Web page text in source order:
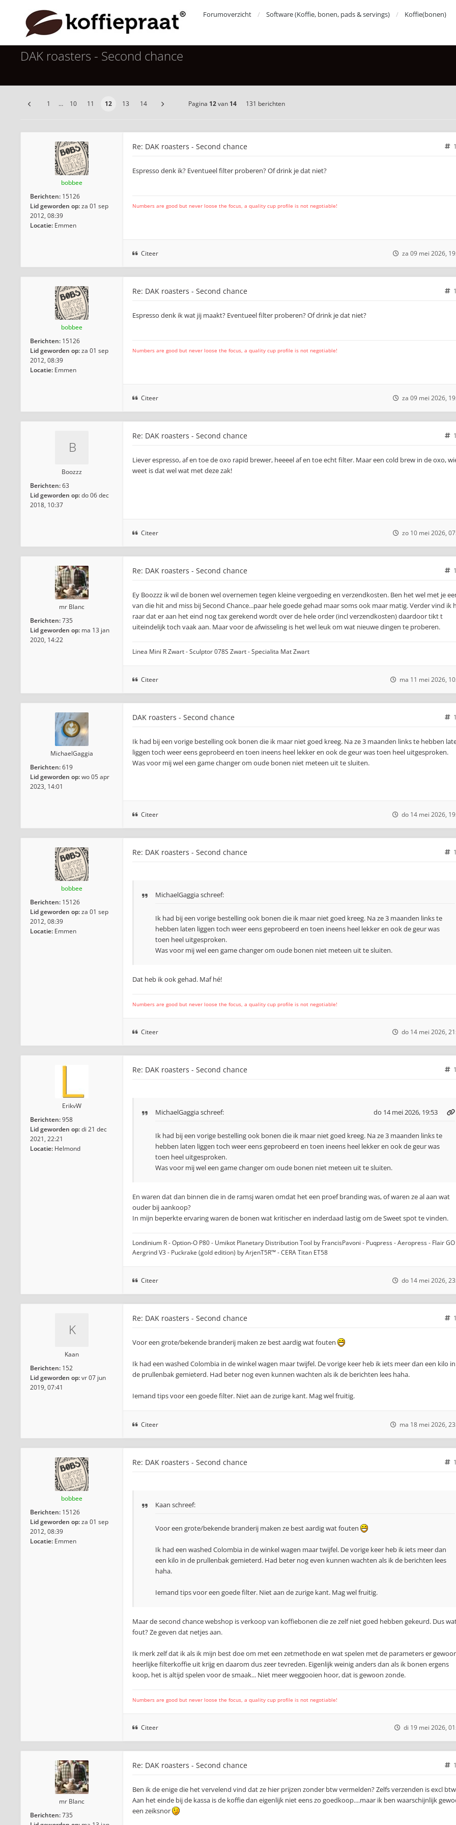
Forumoverzicht Software (Koffie, bonen, pads & servings) Koffie(bonen)
DAK roasters - Second chance
1 … 10 11 12 13 14 Pagina 12van 14 131 berichten
bobbee
Berichten: 15126
Lid geworden op:za 01 sep
2012, 08:39
Locatie: Emmen
Re: DAK roasters - Second chance
Espresso denk ik? Eventueel filter proberen? Of drink je dat niet?
Numbers are good but never loose the focus, a quality cup profile is not negotiable!
Citeer za 09 mei 2026,
bobbee
Berichten: 15126
Lid geworden op:za 01 sep
2012, 08:39
Locatie: Emmen
Re: DAK roasters - Second chance
Espresso denk ik wat jij maakt? Eventueel filter proberen? Of drink je dat niet?
Numbers are good but never loose the focus, a quality cup profile is not negotiable!
Citeer za 09 mei 2026,
Boozzz
Berichten:63
Lid geworden op:do 06 dec
2018, 10:37
Re: DAK roasters - Second chance
Liever espresso, af en toe de oxo rapid brewer, heeeel af en toe echt filter. Maar een cold brew in de oxo,
weet is dat wel wat met deze zak!
Citeer zo 10 mei 2026,
mr Blanc
Berichten:735
Lid geworden op: ma 13 jan
2020, 14:22
Re: DAK roasters - Second chance
Ey Boozzz ik wil de bonen wel overnemen tegen kleine vergoeding en verzendkosten. Ben het wel met je
van die hit and miss bij Second Chance...paar hele goede gehad maar soms ook maar matig. Verder vind ik
raar dat er aan het eind nog tax gerekend wordt over de hele order (incl verzendkosten) daardoor tikt t
uiteindelijk toch vaak aan. Maar voor de afwisseling is het wel leuk om wat nieuwe dingen te proberen.
Linea Mini R Zwart - Sculptor 078S Zwart - Specialita Mat Zwart
Citeer ma 11 mei 2026,
MichaelGaggia
Berichten:619
Lid geworden op:wo 05 apr
2023, 14:01
DAK roasters - Second chance
Ik had bij een vorige bestelling ook bonen die ik maar niet goed kreeg. Na ze 3 maanden links te hebben
liggen toch weer eens geprobeerd en toen ineens heel lekker en ook de geur was toen heel uitgesproken.
Was voor mij wel een game changer om oude bonen niet meteen uit te sluiten.
Citeer do 14 mei 2026,
bobbee
Berichten: 15126
Lid geworden op:za 01 sep
2012, 08:39
Locatie: Emmen
Re: DAK roasters - Second chance
MichaelGaggia schreef:
Ik had bij een vorige bestelling ook bonen die ik maar niet goed kreeg. Na ze 3 maanden links te
hebben laten liggen toch weer eens geprobeerd en toen ineens heel lekker en ook de geur was
toen heel uitgesproken.
Was voor mij wel een game changer om oude bonen niet meteen uit te sluiten.
Dat heb ik ook gehad. Maf hé!
Numbers are good but never loose the focus, a quality cup profile is not negotiable!
Citeer do 14 mei 2026,
ErikvW
Berichten:958
Lid geworden op:di 21 dec
2021, 22:21
Locatie: Helmond
Re: DAK roasters - Second chance
MichaelGaggiaschreef: do 14 mei 2026, 19:53
Ik had bij een vorige bestelling ook bonen die ik maar niet goed kreeg. Na ze 3 maanden links te
hebben laten liggen toch weer eens geprobeerd en toen ineens heel lekker en ook de geur was
toen heel uitgesproken.
Was voor mij wel een game changer om oude bonen niet meteen uit te sluiten.
En waren dat dan binnen die in de ramsj waren omdat het een proef branding was, of waren ze al aan wat
ouder bij aankoop?
In mijn beperkte ervaring waren de bonen wat kritischer en inderdaad lastig om de Sweet spot te vinden.
Londinium R - Option-O P80 - Umikot Planetary Distribution Tool by FrancisPavoni - Puqpress - Aeropress - Flair
Aergrind V3 - Puckrake (gold edition) by ArjenT5R™ - CERA Titan ET58
Citeer do 14 mei 2026,
Kaan
Berichten: 152
Lid geworden op:vr 07 jun
2019, 07:41
Re: DAK roasters - Second chance
Voor een grote/bekende branderij maken ze best aardig wat fouten
Ik had een washed Colombia in de winkel wagen maar twijfel. De vorige keer heb ik iets meer dan een kilo in
de prullenbak gemieterd. Had beter nog even kunnen wachten als ik de berichten lees haha.
Iemand tips voor een goede filter. Niet aan de zurige kant. Mag wel fruitig.
Citeer ma 18 mei 2026,
bobbee
Berichten: 15126
Lid geworden op:za 01 sep
2012, 08:39
Locatie: Emmen
Re: DAK roasters - Second chance
Kaan schreef:
Voor een grote/bekende branderij maken ze best aardig wat fouten
Ik had een washed Colombia in de winkel wagen maar twijfel. De vorige keer heb ik iets meer dan
een kilo in de prullenbak gemieterd. Had beter nog even kunnen wachten als ik de berichten lees
haha.
Iemand tips voor een goede filter. Niet aan de zurige kant. Mag wel fruitig.
Maar de second chance webshop is verkoop van koffiebonen die ze zelf niet goed hebben gekeurd. Dus
fout? Ze geven dat netjes aan.
Ik merk zelf dat ik als ik mijn best doe om met een zetmethode en wat spelen met de parameters er
heerlijke filterkoffie uit krijg en daarom dus zeer tevreden. Eigenlijk weinig anders dan als ik bonen ergens
koop, het is altijd spelen voor de smaak... Niet meer weggooien hoor, dat is gewoon zonde.
Numbers are good but never loose the focus, a quality cup profile is not negotiable!
Citeer di 19 mei 2026,
mr Blanc
Berichten:735
Re: DAK roasters - Second chance
Ben ik de enige die het vervelend vind dat ze hier prijzen zonder btw vermelden? Zelfs verzenden is excl
Aan het einde bij de kassa is de koffie dan eigenlijk niet eens zo goedkoop....maar ik ben waarschijnlijk
een zeiksnor